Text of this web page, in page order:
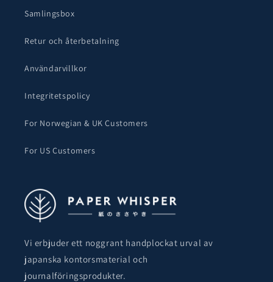
Samlingsbox
Retur och återbetalning
Användarvillkor
Integritetspolicy
For Norwegian & UK Customers
For US Customers
Vi erbjuder ett noggrant handplockat urval av
japanska kontorsmaterial och
journalföringsprodukter.